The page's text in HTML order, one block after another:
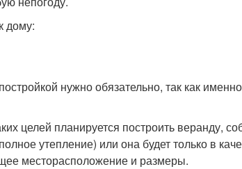
дому:
нужно обязательно, так как
целей планируется построить веранду,
утепление) или она будет только в
месторасположение и размеры.